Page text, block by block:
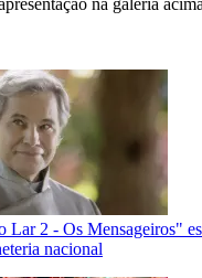
Lar 2 - Os Mensageiros"
nacional